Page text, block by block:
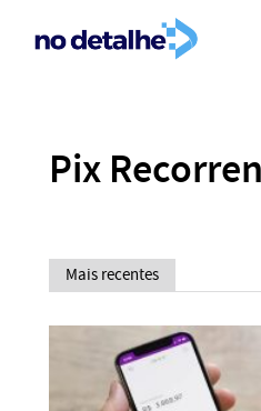
Pix
Mais recentes